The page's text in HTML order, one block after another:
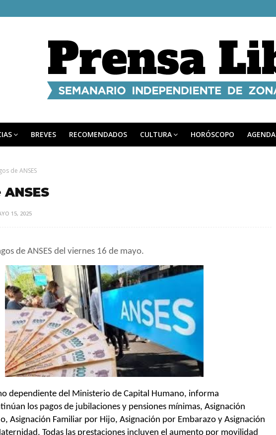
BREVES RECOMENDADOS CULTURA HORÓSCOPO AGENDA
de ANSES
15, 2025
de ANSES del viernes 16 de mayo.
dependiente del Ministerio de Capital Humano, informa
los pagos de jubilaciones y pensiones mínimas, Asignación
Asignación Familiar por Hijo, Asignación por Embarazo y Asignación
Todas las prestaciones incluyen el aumento por movilidad